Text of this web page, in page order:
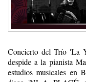
Concierto del Trío 'La
despide a la pianista
estudios musicales en